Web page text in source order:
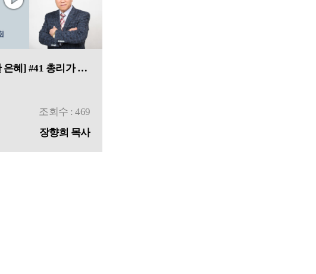
[창세기를 통한 은혜] #41 총리가 된 요셉
조회수 : 469
장향희 목사